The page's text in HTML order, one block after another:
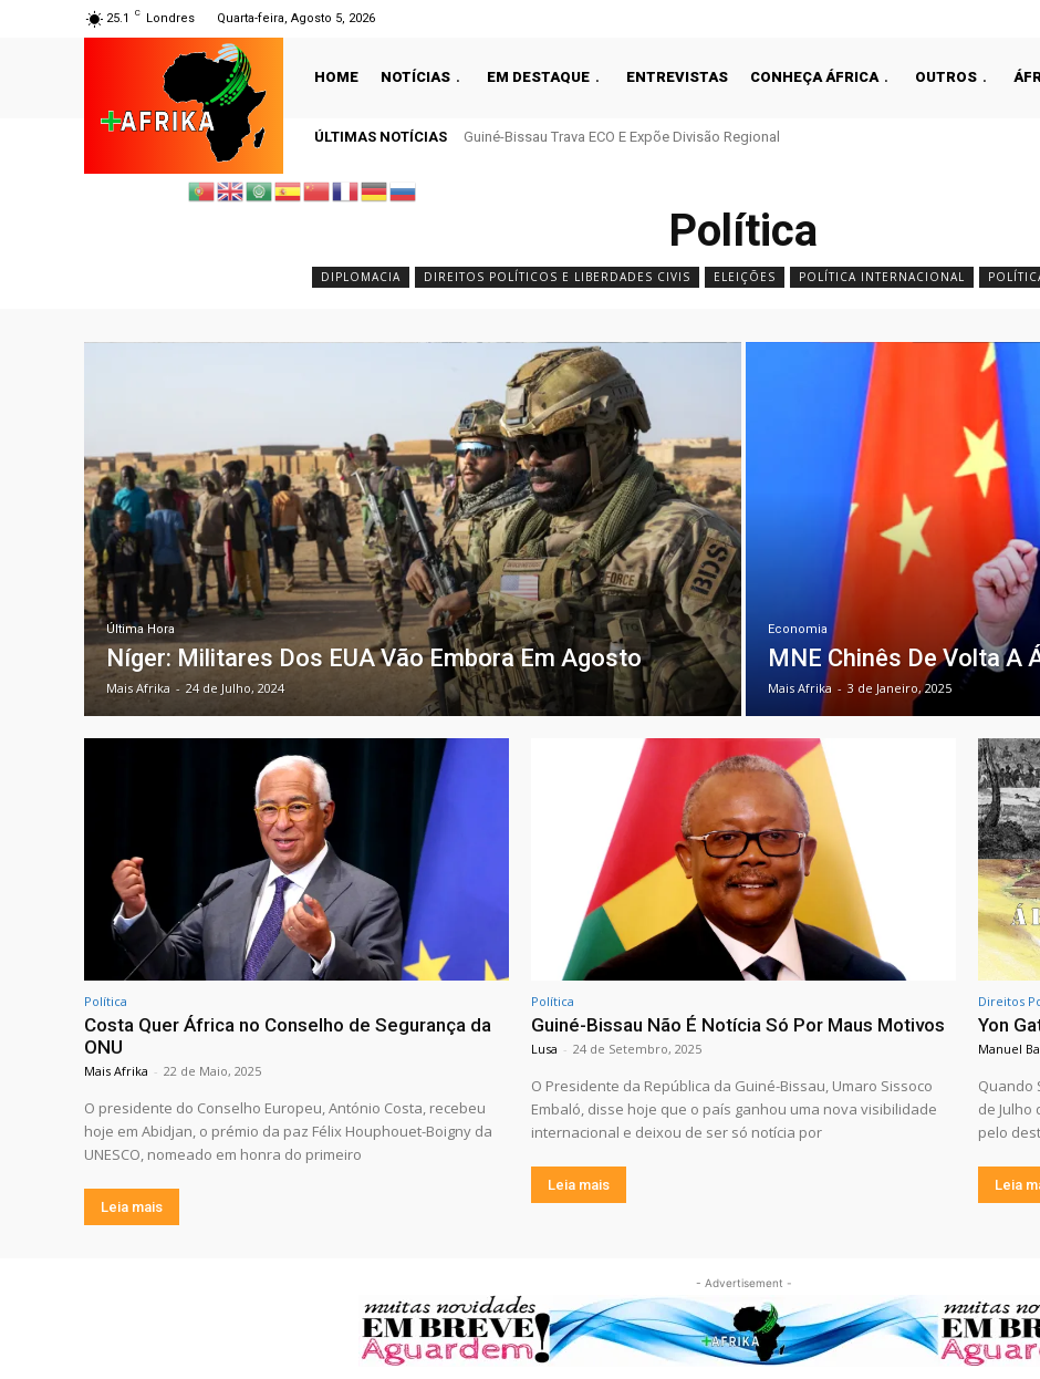
25.1 C Londres Quarta-feira, Agosto 5, 2026
HOME NOTÍCIAS EM DESTAQUE ENTREVISTAS CONHEÇA ÁFRICA OUTROS
ÚLTIMAS NOTÍCIAS CAN Feminino: Empate Sem Golos Trava Senegal
Política
DIPLOMACIA DIREITOS POLÍTICOS E LIBERDADES CIVIS ELEIÇÕES POLÍTICA INTERNACIONAL
Última Hora
Níger: Militares Dos EUA Vão Embora Em Agosto
Mais Afrika - 24 de Julho, 2024
Economia
MNE Chinês De Volta A
Mais Afrika - 3 de Janeiro, 2025
Política
Costa Quer África no Conselho de Segurança da
ONU
Mais Afrika - 22 de Maio, 2025
O presidente do Conselho Europeu, António Costa, recebeu
hoje em Abidjan, o prémio da paz Félix Houphouet-Boigny da
UNESCO, nomeado em honra do primeiro
Leia mais
Política
Guiné-Bissau Não É Notícia Só Por Maus Motivos
Lusa - 24 de Setembro, 2025
O Presidente da República da Guiné-Bissau, Umaro Sissoco
Embaló, disse hoje que o país ganhou uma nova visibilidade
internacional e deixou de ser só notícia por
Leia mais
Direitos
Yon
Manuel
Quando
de Julho
pelo
Leia
- Advertisement -